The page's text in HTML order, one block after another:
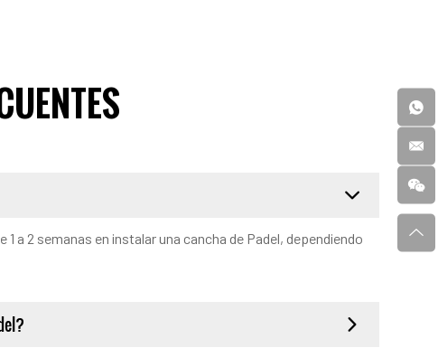
a 2 semanas en instalar una cancha de Padel, dependiendo